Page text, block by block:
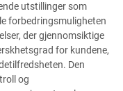
utstillinger som
forbedringsmuligheten
der gjennomsiktige
for kundene,
Den
og